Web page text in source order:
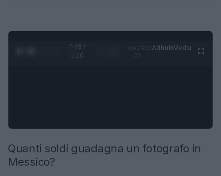
0:29 /
1:20
AdhubMedia
Quanti soldi guadagna un fotografo in
Messico?